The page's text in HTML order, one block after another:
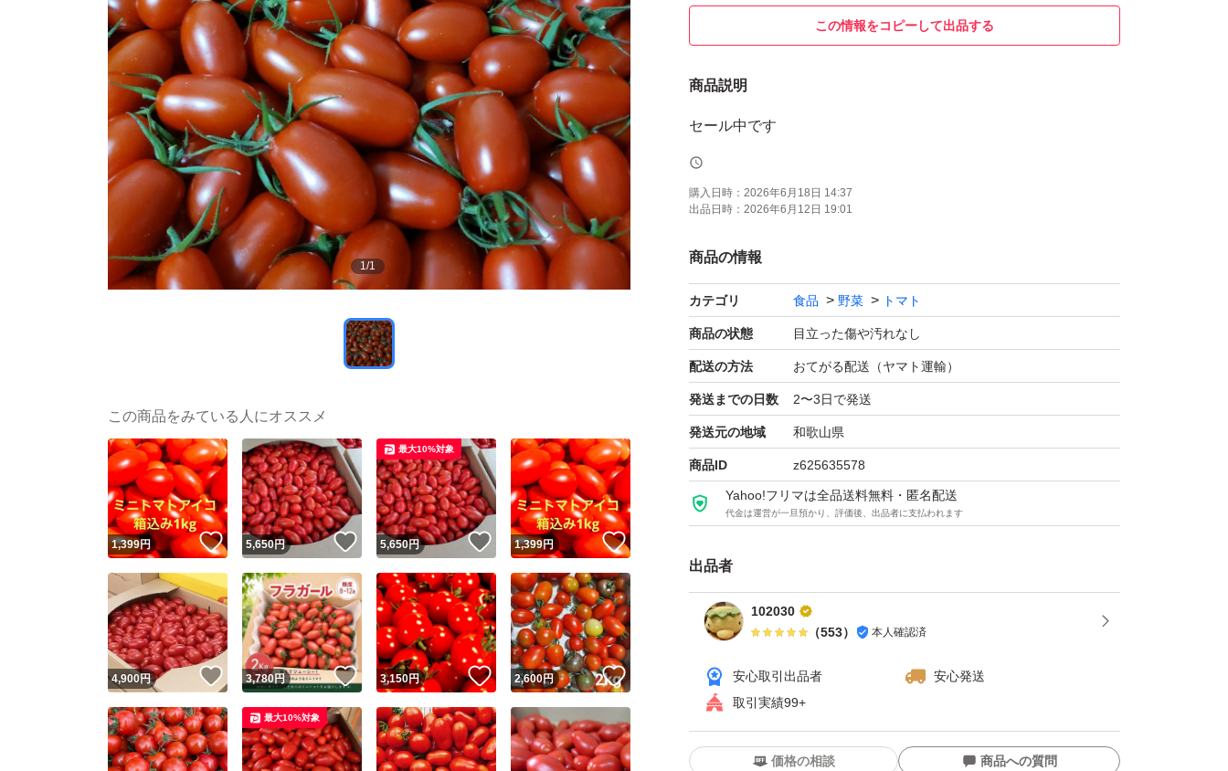
1/1
この情報をコピーして出品する
商品説明
セール中です
購入日時： 2026年6月18日 14:37
出品日時： 2026年6月12日 19:01
商品の情報
カテゴリ 食品 野菜 トマト
商品の状態 目立った傷や汚れなし
配送の方法 おてがる配送（ヤマト運輸）
発送までの日数 2〜3日で発送
発送元の地域 和歌山県
商品ID z625635578
Yahoo!フリマは全品送料無料・匿名配送
代金は運営が一旦預かり、評価後、出品者に支払われます
出品者
102030
（553） 本人確認済
安心取引出品者
安心発送
取引実績99+
価格の相談 商品への質問
この商品をみている人にオススメ
1,399円 いいね！
5,650円 いいね！
5,650円 いいね！
最大10%対象
1,399円 いいね！
4,900円 いいね！
3,780円 いいね！
3,150円 いいね！
2,600円
最大10%対象